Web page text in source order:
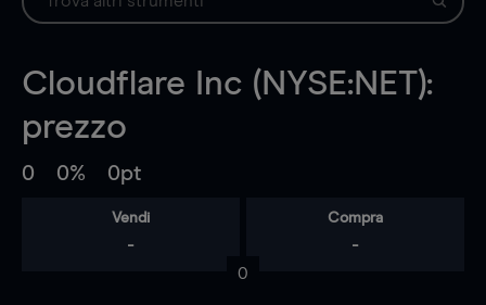
Cloudflare Inc (NYSE:NET):
prezzo
0 0% 0pt
Vendi
-
Compra
-
0